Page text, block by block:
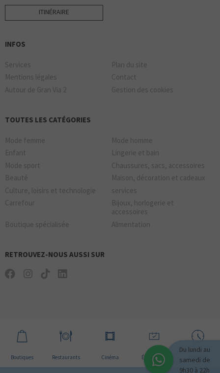
ITINÉRAIRE
INFOS
Services
Plan du site
Mentions légales
Contact
Autour de Gran Via 2
Gestion des cookies
TOUTES LES CATÉGORIES
Mode femme
Mode homme
Enfant
Lingerie et bain
Mode sport
Chaussures, sacs, accessoires
Beauté
Maison, décoration et cadeaux
Culture, loisirs et technologie
services
Carrefour
Bijoux, horlogerie et
accessoires
Boutique spécialisée
Alimentation
RETROUVEZ-NOUS AUSSI SUR
Boutiques Restaurants Cinéma Évènement Horaires
Du lundi au
samedi de
9h30 à 22h